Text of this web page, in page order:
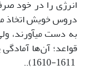
انرژی را در خود
دروس خویش اتخاذ
به دست می­آورند،
قواعد؛ آن‌ها